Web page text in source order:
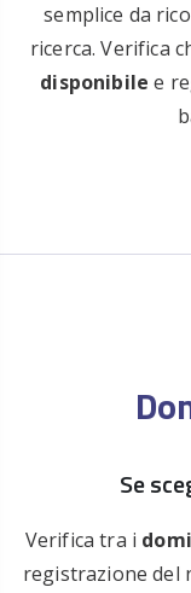
semplice da
ricerca. Verifica
disponibile e
Se
Verifica tra i
registrazione del